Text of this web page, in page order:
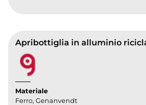
Materiale
Ferro, Genanvendt